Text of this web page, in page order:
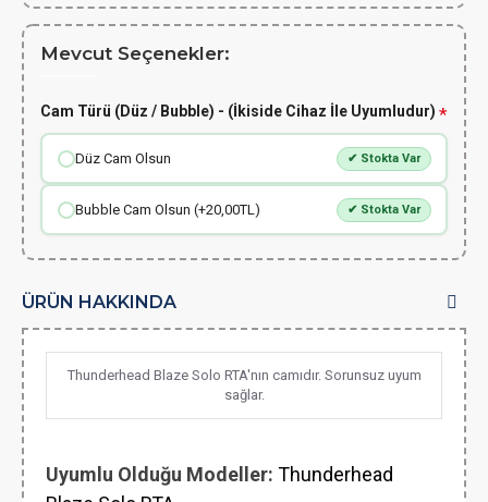
Mevcut Seçenekler:
Cam Türü (Düz / Bubble) - (İkiside Cihaz İle Uyumludur)
Düz Cam Olsun ✔ Stokta Var
Bubble Cam Olsun (+20,00TL) ✔ Stokta Var
ÜRÜN HAKKINDA
Thunderhead Blaze Solo RTA'nın camıdır. Sorunsuz uyum
sağlar.
Uyumlu Olduğu Modeller: Thunderhead